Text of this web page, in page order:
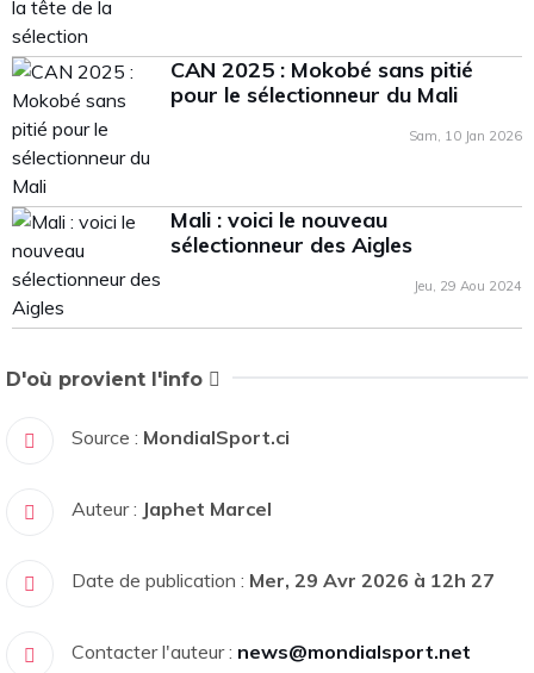
CAN 2025 : Mokobé sans pitié
pour le sélectionneur du Mali
Sam, 10 Jan 2026
Mali : voici le nouveau
sélectionneur des Aigles
Jeu, 29 Aou 2024
D'où provient l'info
Source : MondialSport.ci
Auteur : Japhet Marcel
Date de publication : Mer, 29 Avr 2026 à 12h 27
Contacter l'auteur : news@mondialsport.net